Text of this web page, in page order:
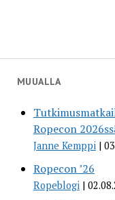
MUUALLA
Ropecon
Janne Kemppi
Ropecon ’26
Ropeblogi